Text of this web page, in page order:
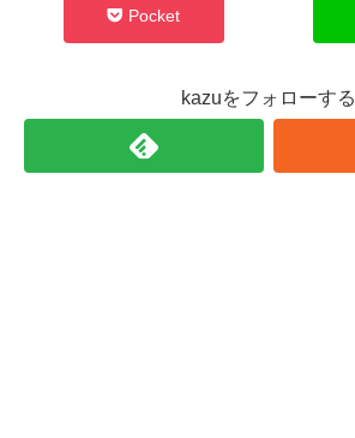
Pocket
kazuをフォローする